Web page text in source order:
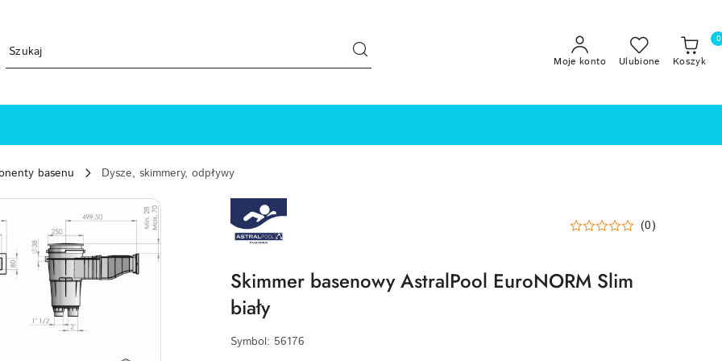
Moje konto Ulubione Koszyk
0
basenu
Dysze, skimmery, odpływy
ASTRALPOOL-
LOGO_200X200
(0)
Skimmer basenowy AstralPool EuroNORM Slim
biały
Symbol: 56176